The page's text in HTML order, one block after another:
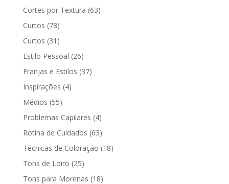
Cortes por Textura (63)
Curtos (78)
Curtos (31)
Estilo Pessoal (26)
Franjas e Estilos (37)
Inspirações (4)
Médios (55)
Problemas Capilares (4)
Rotina de Cuidados (63)
Técnicas de Coloração (18)
Tons de Loiro (25)
Tons para Morenas (18)